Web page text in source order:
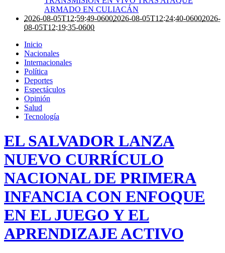
ARMADO EN CULIACÁN
2026-08-05T12:59:49-06002026-08-05T12:24:40-06002026-
08-05T12:19:35-0600
Inicio
Nacionales
Internacionales
Política
Deportes
Espectáculos
Opinión
Salud
Tecnología
EL SALVADOR LANZA
NUEVO CURRÍCULO
NACIONAL DE PRIMERA
INFANCIA CON ENFOQUE
EN EL JUEGO Y EL
APRENDIZAJE ACTIVO